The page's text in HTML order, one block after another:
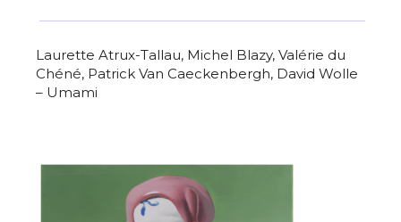
Laurette Atrux-Tallau, Michel Blazy, Valérie du
Chéné, Patrick Van Caeckenbergh, David Wolle
– Umami